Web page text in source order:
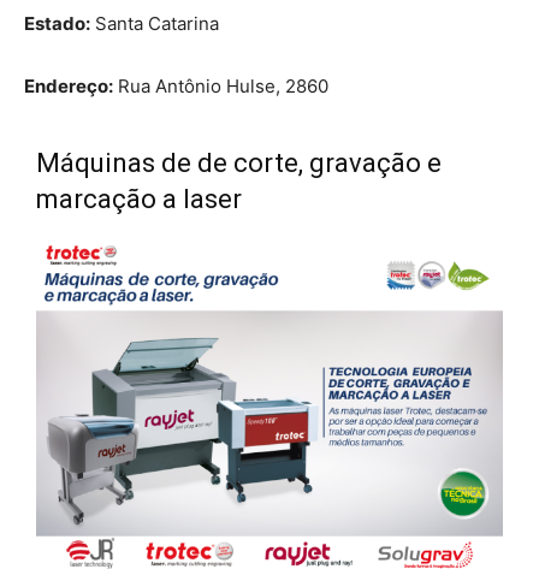
Estado: Santa Catarina
Endereço: Rua Antônio Hulse, 2860
Máquinas de de corte, gravação e
marcação a laser